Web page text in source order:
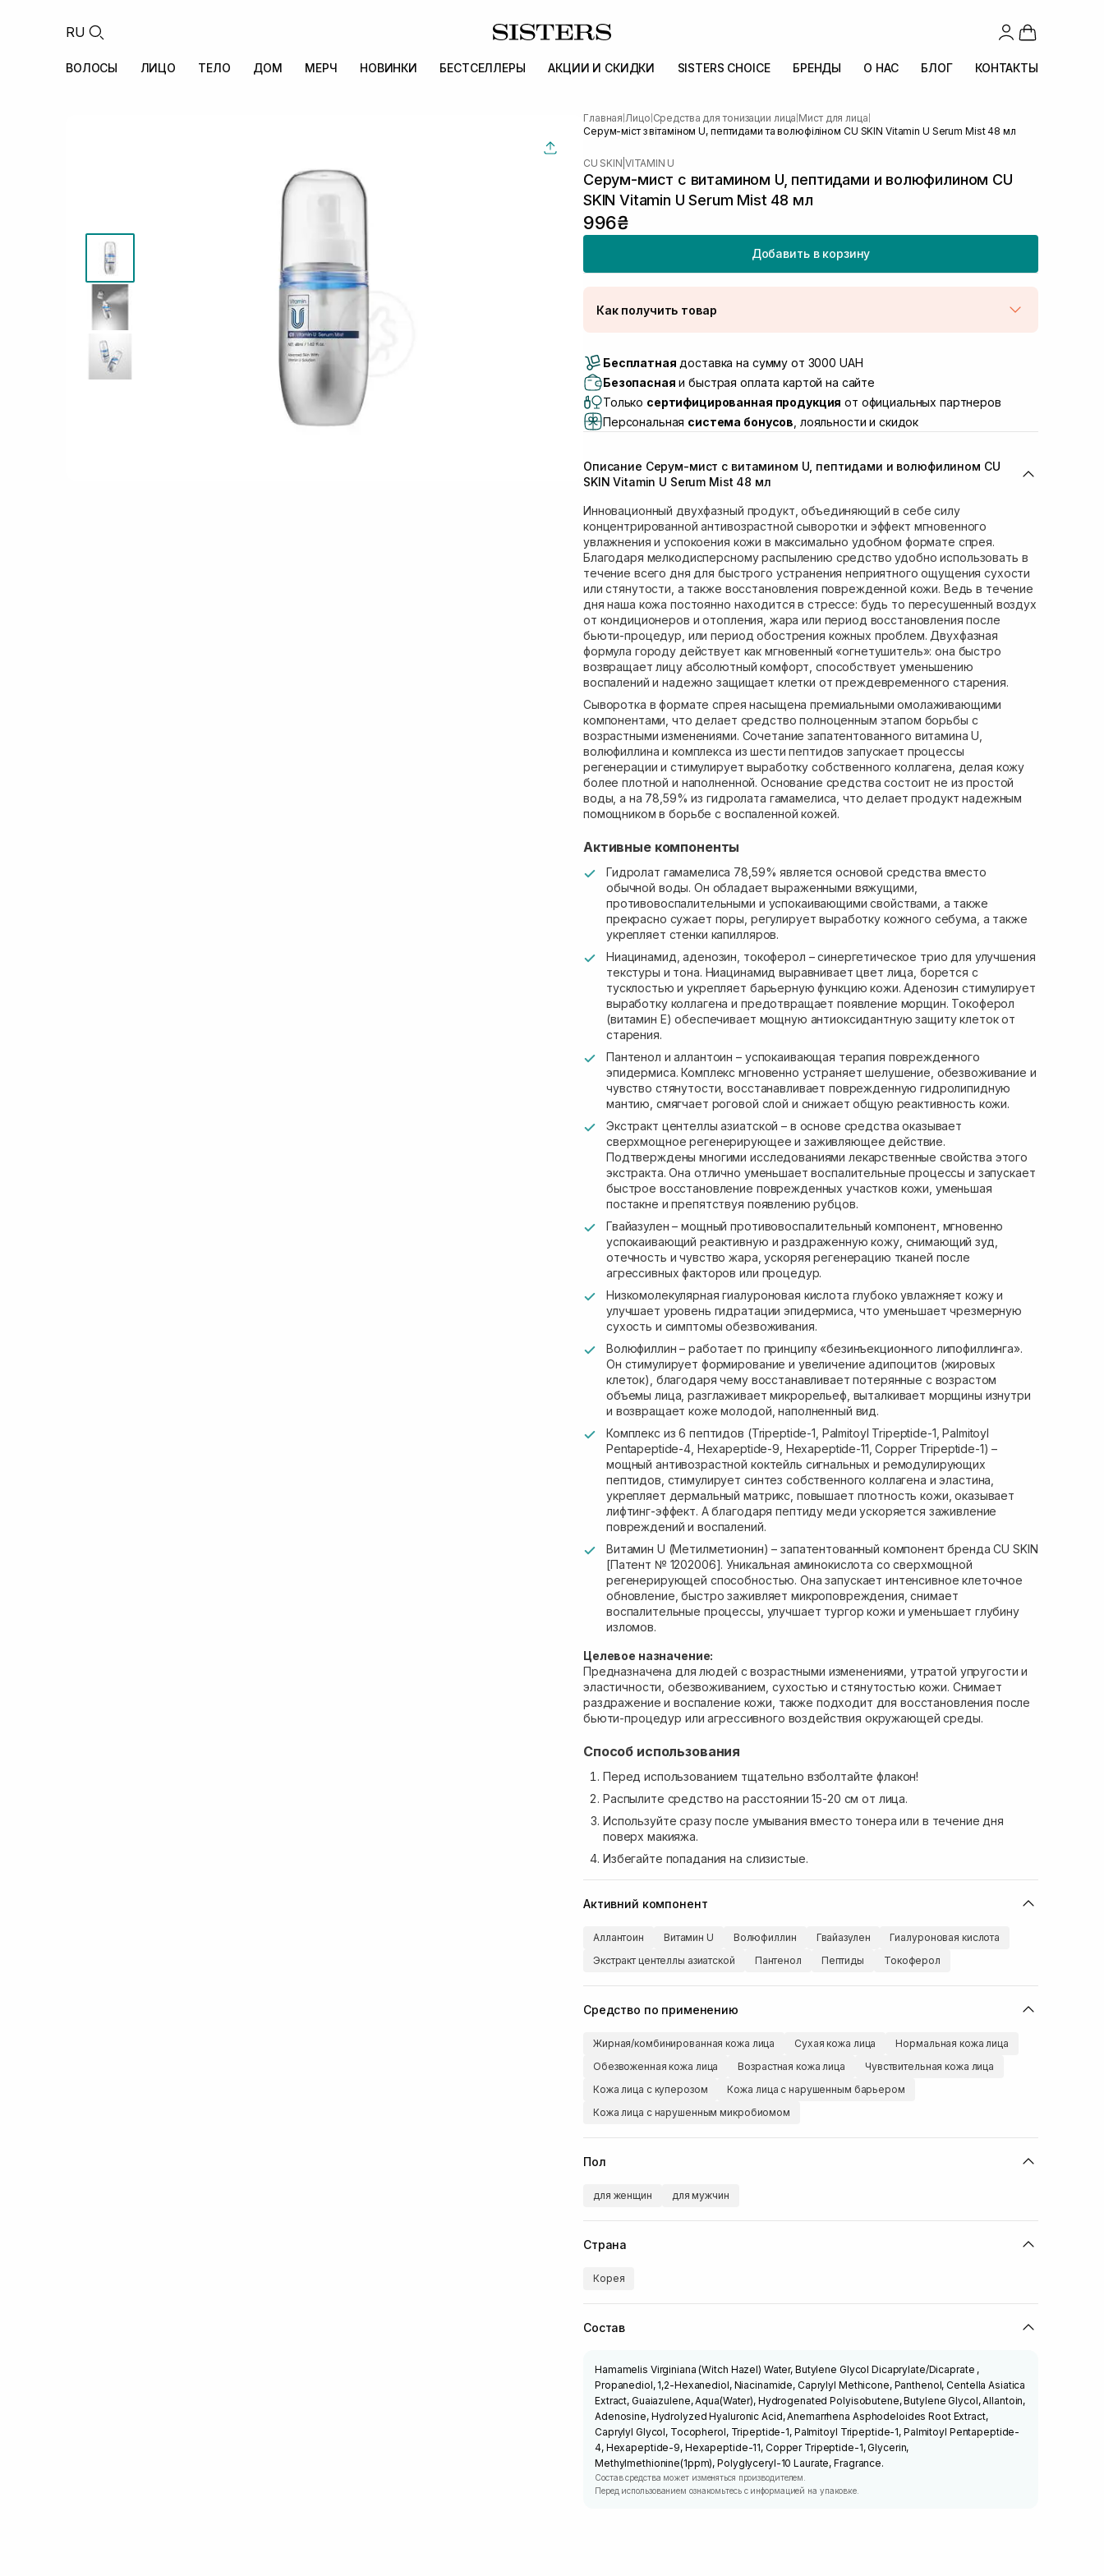
RU
ВОЛОСЫ ЛИЦО ТЕЛО ДОМ МЕРЧ НОВИНКИ БЕСТСЕЛЛЕРЫ АКЦИИ И СКИДКИ SISTERS CHOICE БРЕНДЫ О НАС БЛОГ КОНТАКТЫ
Главная Лицо Средства для тонизации лица Мист для лица
Серум-міст з вітаміном U, пептидами та волюфіліном CU SKIN Vitamin U Serum Mist 48 мл
CU SKIN |VITAMIN U
Серум-мист с витамином U, пептидами и волюфилином CU
SKIN Vitamin U Serum Mist 48 мл
996₴
Добавить в корзину
Как получить товар
Самовывоз г. Луцк, Винниченка 4
Самовывоз г. Львов, ул. Академика Подстригача, 1В (Duck's
Самовывоз Львов (Ивана Франко 36) В наличии
Самовывоз г. Львов ул. Степана Бандеры 43 В наличии
Самовывоз г. Ровно, ул. Кулика и Гудачека 23 (ТЦ Экватор) В наличии
Бесплатная доставка на сумму от 3000 UAH
Безопасная и быстрая оплата картой на сайте
Только сертифицированная продукция от официальных партнеров
Персональная система бонусов , лояльности и скидок
Описание Серум-мист с витамином U, пептидами и волюфилином CU
SKIN Vitamin U Serum Mist 48 мл
Инновационный двухфазный продукт, объединяющий в себе силу
концентрированной антивозрастной сыворотки и эффект мгновенного
увлажнения и успокоения кожи в максимально удобном формате спрея.
Благодаря мелкодисперсному распылению средство удобно использовать в
течение всего дня для быстрого устранения неприятного ощущения сухости
или стянутости, а также восстановления поврежденной кожи. Ведь в течение
дня наша кожа постоянно находится в стрессе: будь то пересушенный воздух
от кондиционеров и отопления, жара или период восстановления после
бьюти-процедур, или период обострения кожных проблем. Двухфазная
формула городу действует как мгновенный «огнетушитель»: она быстро
возвращает лицу абсолютный комфорт, способствует уменьшению
воспалений и надежно защищает клетки от преждевременного старения.
Сыворотка в формате спрея насыщена премиальными омолаживающими
компонентами, что делает средство полноценным этапом борьбы с
возрастными изменениями. Сочетание запатентованного витамина U,
волюфиллина и комплекса из шести пептидов запускает процессы
регенерации и стимулирует выработку собственного коллагена, делая кожу
более плотной и наполненной. Основание средства состоит не из простой
воды, а на 78,59% из гидролата гамамелиса, что делает продукт надежным
помощником в борьбе с воспаленной кожей.
Активные компоненты
Гидролат гамамелиса 78,59% является основой средства вместо
обычной воды. Он обладает выраженными вяжущими,
противовоспалительными и успокаивающими свойствами, а также
прекрасно сужает поры, регулирует выработку кожного себума, а также
укрепляет стенки капилляров.
Ниацинамид, аденозин, токоферол – синергетическое трио для улучшения
текстуры и тона. Ниацинамид выравнивает цвет лица, борется с
тусклостью и укрепляет барьерную функцию кожи. Аденозин стимулирует
выработку коллагена и предотвращает появление морщин. Токоферол
(витамин Е) обеспечивает мощную антиоксидантную защиту клеток от
старения.
Пантенол и аллантоин – успокаивающая терапия поврежденного
эпидермиса. Комплекс мгновенно устраняет шелушение, обезвоживание и
чувство стянутости, восстанавливает поврежденную гидролипидную
мантию, смягчает роговой слой и снижает общую реактивность кожи.
Экстракт центеллы азиатской – в основе средства оказывает
сверхмощное регенерирующее и заживляющее действие.
Подтверждены многими исследованиями лекарственные свойства этого
экстракта. Она отлично уменьшает воспалительные процессы и запускает
быстрое восстановление поврежденных участков кожи, уменьшая
постакне и препятствуя появлению рубцов.
Гвайазулен – мощный противовоспалительный компонент, мгновенно
успокаивающий реактивную и раздраженную кожу, снимающий зуд,
отечность и чувство жара, ускоряя регенерацию тканей после
агрессивных факторов или процедур.
Низкомолекулярная гиалуроновая кислота глубоко увлажняет кожу и
улучшает уровень гидратации эпидермиса, что уменьшает чрезмерную
сухость и симптомы обезвоживания.
Волюфиллин – работает по принципу «безинъекционного липофиллинга».
Он стимулирует формирование и увеличение адипоцитов (жировых
клеток), благодаря чему восстанавливает потерянные с возрастом
объемы лица, разглаживает микрорельеф, выталкивает морщины изнутри
и возвращает коже молодой, наполненный вид.
Комплекс из 6 пептидов (Tripeptide-1, Palmitoyl Tripeptide-1, Palmitoyl
Pentapeptide-4, Hexapeptide-9, Hexapeptide-11, Copper Tripeptide-1) –
мощный антивозрастной коктейль сигнальных и ремодулирующих
пептидов, стимулирует синтез собственного коллагена и эластина,
укрепляет дермальный матрикс, повышает плотность кожи, оказывает
лифтинг-эффект. А благодаря пептиду меди ускоряется заживление
повреждений и воспалений.
Витамин U (Метилметионин) – запатентованный компонент бренда CU SKIN
[Патент № 1202006]. Уникальная аминокислота со сверхмощной
регенерирующей способностью. Она запускает интенсивное клеточное
обновление, быстро заживляет микроповреждения, снимает
воспалительные процессы, улучшает тургор кожи и уменьшает глубину
изломов.
Целевое назначение:
Предназначена для людей с возрастными изменениями, утратой упругости и
эластичности, обезвоживанием, сухостью и стянутостью кожи. Снимает
раздражение и воспаление кожи, также подходит для восстановления после
бьюти-процедур или агрессивного воздействия окружающей среды.
Способ использования
Перед использованием тщательно взболтайте флакон!
Распылите средство на расстоянии 15-20 см от лица.
Используйте сразу после умывания вместо тонера или в течение дня
поверх макияжа.
Избегайте попадания на слизистые.
Активний компонент
Аллантоин Витамин U Волюфиллин Гвайазулен
Гиалуроновая кислота
Экстракт центеллы азиатской
Пантенол Пептиды Токоферол
Средство по применению
Жирная/комбинированная кожа лица Сухая кожа лица
Нормальная кожа лица
Обезвоженная кожа лица
Возрастная кожа лица
Чувствительная кожа лица
Кожа лица с куперозом
Кожа лица с нарушенным барьером
Кожа лица с нарушенным микробиомом
Пол
для женщин для мужчин
Страна
Корея
Состав
Hamamelis Virginiana (Witch Hazel) Water, Butylene Glycol Dicaprylate/Dicaprate ,
Propanediol, 1,2-Hexanediol, Niacinamide, Caprylyl Methicone, Panthenol, Centella Asiatica
Extract, Guaiazulene, Aqua(Water), Hydrogenated Polyisobutene, Butylene Glycol, Allantoin,
Adenosine, Hydrolyzed Hyaluronic Acid, Anemarrhena Asphodeloides Root Extract,
Caprylyl Glycol, Tocopherol, Tripeptide-1, Palmitoyl Tripeptide-1, Palmitoyl Pentapeptide-
4, Hexapeptide-9, Hexapeptide-11, Copper Tripeptide-1, Glycerin,
Methylmethionine(1ppm), Polyglyceryl-10 Laurate, Fragrance.
Состав средства может изменяться производителем.
Перед использованием ознакомьтесь с информацией на упаковке.